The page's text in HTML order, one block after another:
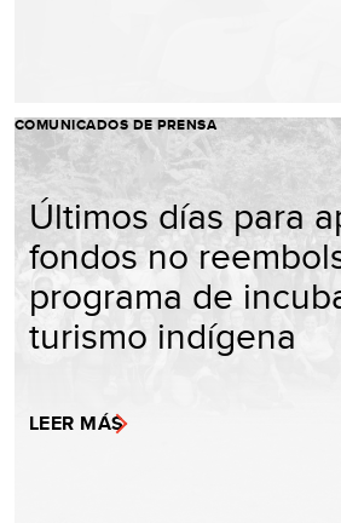
COMUNICADOS DE PRENSA
Últimos días para
fondos no
programa de
turismo indígena
LEER MÁS